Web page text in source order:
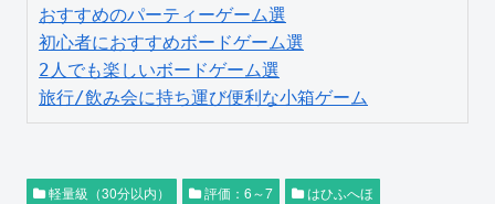
おすすめのパーティーゲーム選
初心者におすすめボードゲーム選
2人でも楽しいボードゲーム選
旅行/飲み会に持ち運び便利な小箱ゲーム
軽量級（30分以内） 評価：6～7 はひふへほ